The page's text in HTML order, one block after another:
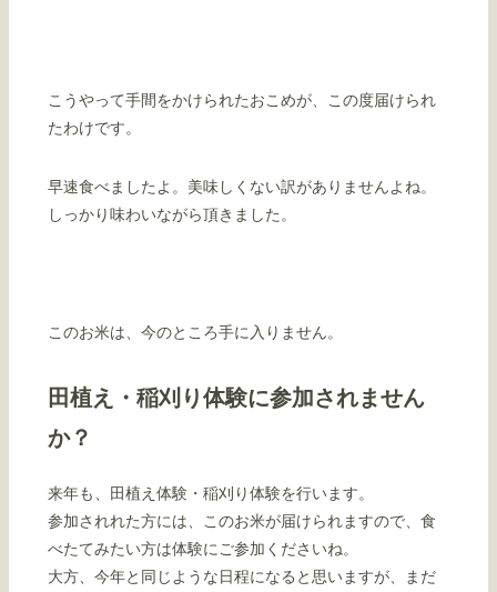
こうやって手間をかけられたおこめが、この度届けられ
たわけです。
早速食べましたよ。美味しくない訳がありませんよね。
しっかり味わいながら頂きました。
このお米は、今のところ手に入りません。
田植え・稲刈り体験に参加されません
か？
来年も、田植え体験・稲刈り体験を行います。
参加されれた方には、このお米が届けられますので、食
べたてみたい方は体験にご参加くださいね。
大方、今年と同じような日程になると思いますが、まだ